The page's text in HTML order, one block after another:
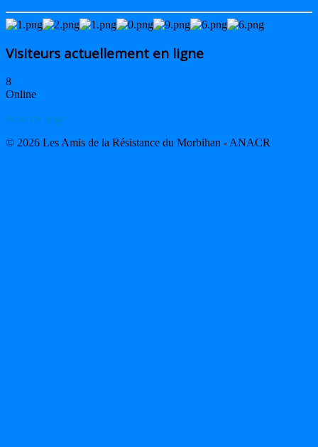
Visiteurs actuellement en ligne
8
Online
Haut de page
© 2026 Les Amis de la Résistance du Morbihan - ANACR